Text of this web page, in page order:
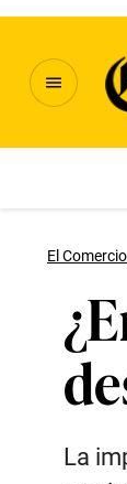
El Comercio
La